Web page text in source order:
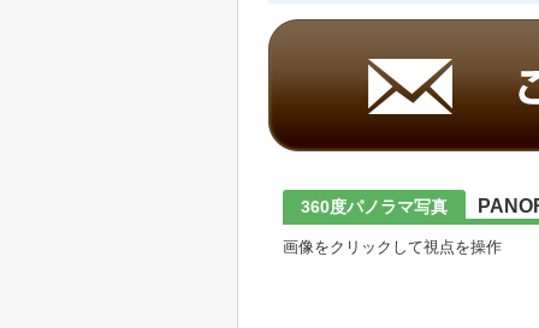
360度パノラマ写真
画像をクリックして視点を操作